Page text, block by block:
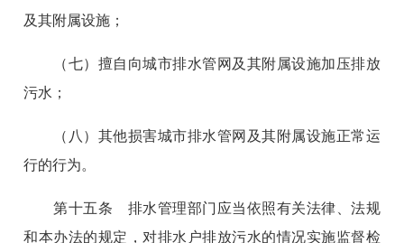
及其附属设施；
（七）擅自向城市排水管网及其附属设施加压排放
污水；
（八）其他损害城市排水管网及其附属设施正常运
行的行为。
第十五条 排水管理部门应当依照有关法律、法规
和本办法的规定，对排水户排放污水的情况实施监督检